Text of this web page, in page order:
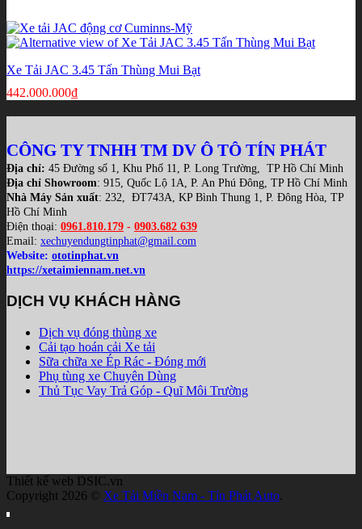
Xe Tải JAC 3.45 Tấn Thùng Mui Bạt
442.000.000₫
CÔNG TY TNHH TM DV Ô TÔ TÍN PHÁT
Địa chỉ: 45 Đường số 1, Khu Phố 11, P. Long Trường, TP Hồ Chí Minh
Địa chỉ Showroom: 915, Quốc Lộ 1A, P. An Phú Đông, TP Hồ Chí Minh
Nhà Máy Sản xuất: 232, ĐT743A, KP Bình Thung 1, P. Đông Hòa, TP
Hồ Chí Minh
Điện thoại: 0961.810.179 - 0903.682 639
Email: xechuyendungtinphat@gmail.com
Website: ototinphat.vn
https://xetaimiennam.net.vn
DỊCH VỤ KHÁCH HÀNG
Dịch vụ đóng thùng xe
Cải tạo hoán cải Xe tải
Sữa chữa xe Ép Rác - Đóng mới
Phụ tùng xe Chuyên Dùng
Thủ Tục Vay Trả Góp - Quĩ Môi Trường
Thiết kế web DSIC.vn
Copyright 2026 © Xe Tải Miền Nam - Tín Phát Auto.